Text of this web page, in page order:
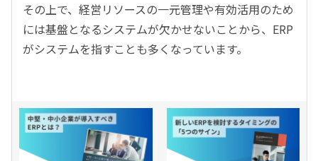
その上で、経営リソースの一元管理や有効活用のため
には基盤となるシステムが欠かせないことから、ERP
がシステムを指すことも多くなっています。